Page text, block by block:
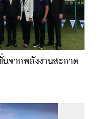
จากพลังงานสะอาด